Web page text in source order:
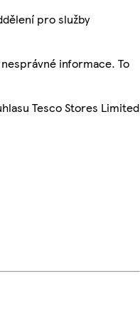
pro služby
informace. To
Tesco Stores Limited